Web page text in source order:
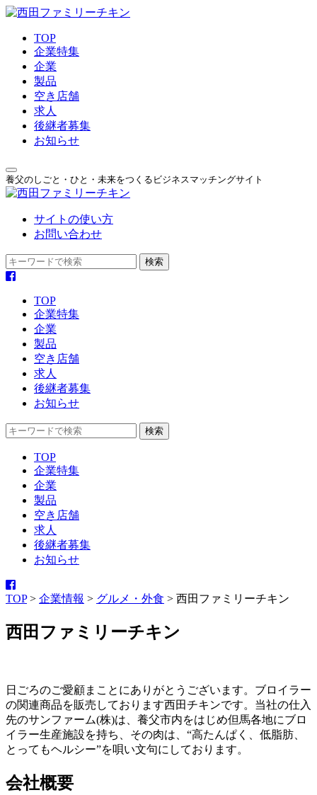
TOP
企業特集
企業
製品
空き店舗
求人
後継者募集
お知らせ
養父のしごと・ひと・未来をつくるビジネスマッチングサイト
サイトの使い方
お問い合わせ
TOP
企業特集
企業
製品
空き店舗
求人
後継者募集
お知らせ
TOP
企業特集
企業
製品
空き店舗
求人
後継者募集
お知らせ
TOP> 企業情報 > グルメ・外食 > 西田ファミリーチキン
西田ファミリーチキン
日ごろのご愛顧まことにありがとうございます。ブロイラー
の関連商品を販売しております西田チキンです。当社の仕入
先のサンファーム(株)は、養父市内をはじめ但馬各地にブロ
イラー生産施設を持ち、その肉は、“高たんぱく、低脂肪、
とってもヘルシー”を唄い文句にしております。
会社概要